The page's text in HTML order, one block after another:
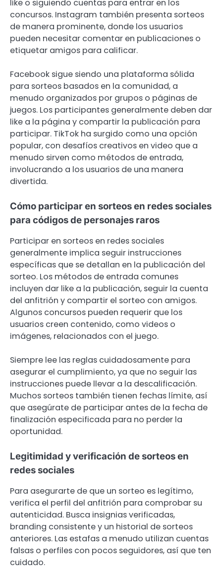
like o siguiendo cuentas para entrar en los
concursos. Instagram también presenta sorteos
de manera prominente, donde los usuarios
pueden necesitar comentar en publicaciones o
etiquetar amigos para calificar.
Facebook sigue siendo una plataforma sólida
para sorteos basados en la comunidad, a
menudo organizados por grupos o páginas de
juegos. Los participantes generalmente deben dar
like a la página y compartir la publicación para
participar. TikTok ha surgido como una opción
popular, con desafíos creativos en video que a
menudo sirven como métodos de entrada,
involucrando a los usuarios de una manera
divertida.
Cómo participar en sorteos en redes sociales
para códigos de personajes raros
Participar en sorteos en redes sociales
generalmente implica seguir instrucciones
específicas que se detallan en la publicación del
sorteo. Los métodos de entrada comunes
incluyen dar like a la publicación, seguir la cuenta
del anfitrión y compartir el sorteo con amigos.
Algunos concursos pueden requerir que los
usuarios creen contenido, como videos o
imágenes, relacionados con el juego.
Siempre lee las reglas cuidadosamente para
asegurar el cumplimiento, ya que no seguir las
instrucciones puede llevar a la descalificación.
Muchos sorteos también tienen fechas límite, así
que asegúrate de participar antes de la fecha de
finalización especificada para no perder la
oportunidad.
Legitimidad y verificación de sorteos en
redes sociales
Para asegurarte de que un sorteo es legítimo,
verifica el perfil del anfitrión para comprobar su
autenticidad. Busca insignias verificadas,
branding consistente y un historial de sorteos
anteriores. Las estafas a menudo utilizan cuentas
falsas o perfiles con pocos seguidores, así que ten
cuidado.